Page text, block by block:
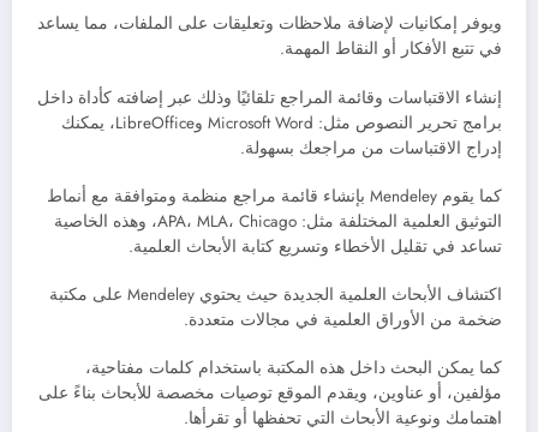
ويوفر إمكانيات لإضافة ملاحظات وتعليقات على الملفات، مما يساعد
في تتبع الأفكار أو النقاط المهمة.
إنشاء الاقتباسات وقائمة المراجع تلقائيًا وذلك عبر إضافته كأداة داخل
برامج تحرير النصوص مثل: Microsoft Word وLibreOffice، يمكنك
إدراج الاقتباسات من مراجعك بسهولة.
كما يقوم Mendeley بإنشاء قائمة مراجع منظمة ومتوافقة مع أنماط
التوثيق العلمية المختلفة مثل: APA، MLA، Chicago، وهذه الخاصية
تساعد في تقليل الأخطاء وتسريع كتابة الأبحاث العلمية.
اكتشاف الأبحاث العلمية الجديدة حيث يحتوي Mendeley على مكتبة
ضخمة من الأوراق العلمية في مجالات متعددة.
كما يمكن البحث داخل هذه المكتبة باستخدام كلمات مفتاحية،
مؤلفين، أو عناوين، ويقدم الموقع توصيات مخصصة للأبحاث بناءً على
اهتمامك ونوعية الأبحاث التي تحفظها أو تقرأها.